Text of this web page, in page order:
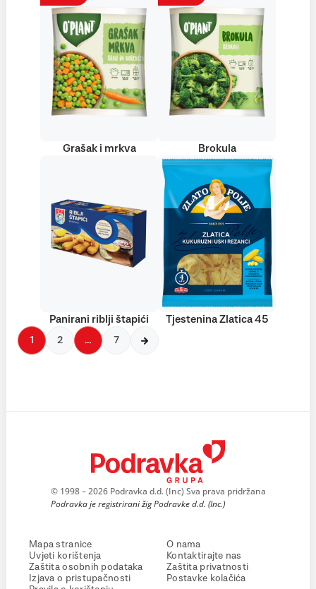
Grašak i mrkva Brokula
Panirani riblji štapići Tjestenina Zlatica 45
1 2 … 7
© 1998 – 2026 Podravka d.d. (Inc) Sva prava pridržana
Podravka je registrirani žig Podravke d.d. (Inc.)
Mapa stranice
Uvjeti korištenja
Zaštita osobnih podataka
Izjava o pristupačnosti
O nama
Kontaktirajte nas
Zaštita privatnosti
Postavke kolačića